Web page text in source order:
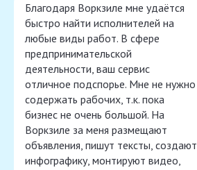
Благодаря Воркзиле мне удаётся
быстро найти исполнителей на
любые виды работ. В сфере
предпринимательской
деятельности, ваш сервис
отличное подспорье. Мне не нужно
содержать рабочих, т.к. пока
бизнес не очень большой. На
Воркзиле за меня размещают
объявления, пишут тексты, создают
инфографику, монтируют видео,